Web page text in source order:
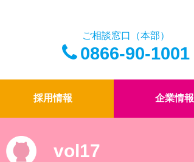
ご相談窓口（本部）
0866-90-1001
採用情報 企業情報
vol17